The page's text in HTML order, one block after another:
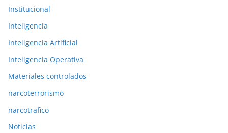
Institucional
Inteligencia
Inteligencia Artificial
Inteligencia Operativa
Materiales controlados
narcoterrorismo
narcotrafico
Noticias